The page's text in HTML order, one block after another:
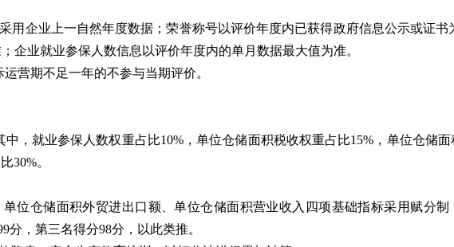
用企业上一自然年度数据；荣誉称号以评价年度内已获得政府信息公示或证
企业就业参保人数信息以评价年度内的单月数据最大值为准。
运营期不足一年的不参与当期评价。
，就业参保人数权重占比10%，单位仓储面积税收权重占比15%，单位仓储
30%。
位仓储面积外贸进出口额、单位仓储面积营业收入四项基础指标采用赋分
，第三名得分98分，以此类推。